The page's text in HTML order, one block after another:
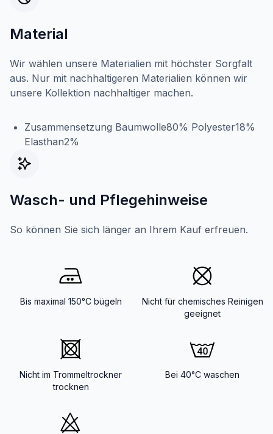
Material
Wir wählen unsere Materialien mit höchster Sorgfalt
aus. Nur mit nachhaltigeren Materialien können wir
unsere Kollektion nachhaltiger machen.
Zusammensetzung Baumwolle80% Polyester18%
Elasthan2%
Wasch- und Pflegehinweise
So können Sie sich länger an Ihrem Kauf erfreuen.
Bis maximal 150°C bügeln
Nicht für chemisches Reinigen
geeignet
Nicht im Trommeltrockner
trocknen
Bei 40°C waschen